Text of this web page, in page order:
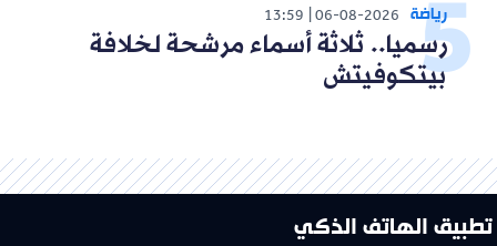
رياضة 06-08-2026
13:59
رسميا.. ثلاثة أسماء مرشحة لخلافة
بيتكوفيتش
تطبيق الهاتف الذكي